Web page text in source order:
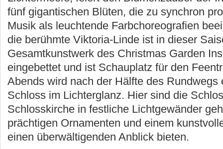
fünf gigantischen Blüten, die zu synchron
Musik als leuchtende Farbchoreografien
die berühmte Viktoria-Linde ist in dieser
Gesamtkunstwerk des Christmas Garden
eingebettet und ist Schauplatz für den
Abends wird nach der Hälfte des Rundwegs
Schloss im Lichterglanz. Hier sind die
Schlosskirche in festliche Lichtgewänder
prächtigen Ornamenten und einem
einen überwältigenden Anblick bieten.